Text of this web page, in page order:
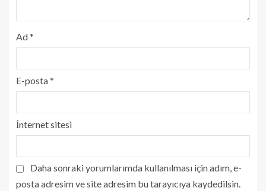
Ad*
E-posta*
İnternet sitesi
Daha sonraki yorumlarımda kullanılması için adım, e-
posta adresim ve site adresim bu tarayıcıya kaydedilsin.